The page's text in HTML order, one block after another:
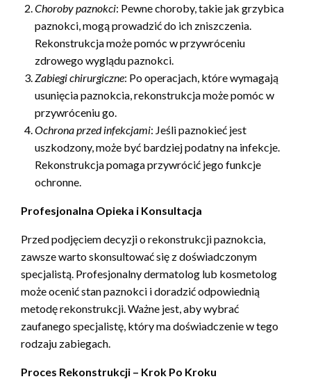
Choroby paznokci: Pewne choroby, takie jak grzybica
paznokci, mogą prowadzić do ich zniszczenia.
Rekonstrukcja może pomóc w przywróceniu
zdrowego wyglądu paznokci.
Zabiegi chirurgiczne: Po operacjach, które wymagają
usunięcia paznokcia, rekonstrukcja może pomóc w
przywróceniu go.
Ochrona przed infekcjami: Jeśli paznokieć jest
uszkodzony, może być bardziej podatny na infekcje.
Rekonstrukcja pomaga przywrócić jego funkcje
ochronne.
Profesjonalna Opieka i Konsultacja
Przed podjęciem decyzji o rekonstrukcji paznokcia,
zawsze warto skonsultować się z doświadczonym
specjalistą. Profesjonalny dermatolog lub kosmetolog
może ocenić stan paznokci i doradzić odpowiednią
metodę rekonstrukcji. Ważne jest, aby wybrać
zaufanego specjalistę, który ma doświadczenie w tego
rodzaju zabiegach.
Proces Rekonstrukcji – Krok Po Kroku